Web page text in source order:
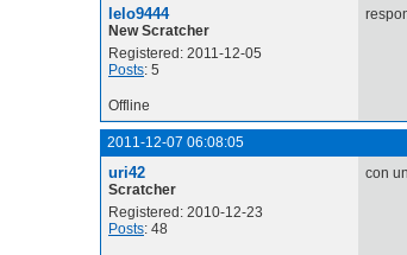
lelo9444
New Scratcher
Registered: 2011-12-05
Posts: 5
Offline
2011-12-07 06:08:05
uri42
Scratcher
Registered: 2010-12-23
Posts: 48
con